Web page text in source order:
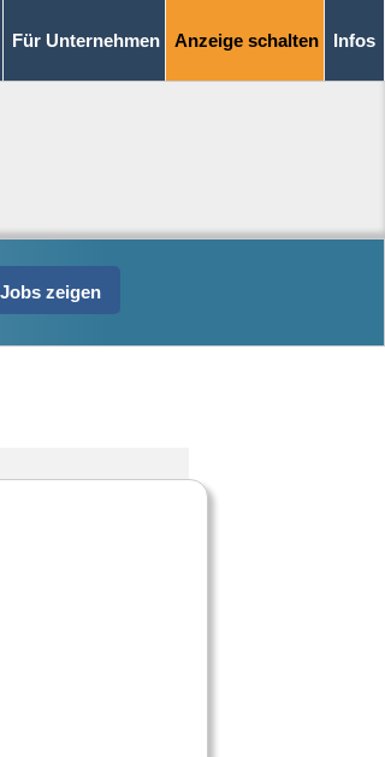
Für Unternehmen Anzeige schalten Infos